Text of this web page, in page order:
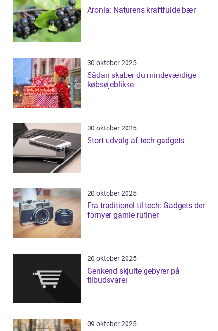
Aronia: Naturens kraftfulde bær
30 oktober 2025
Sådan skaber du mindeværdige
købsøjeblikke
30 oktober 2025
Stort udvalg af tech gadgets
20 oktober 2025
Fra traditionel til tech: Gadgets der
fornyer gamle rutiner
20 oktober 2025
Genkend skjulte gebyrer på
tilbudsvarer
09 oktober 2025